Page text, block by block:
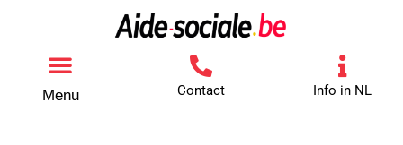
Menu Contact Info in NL